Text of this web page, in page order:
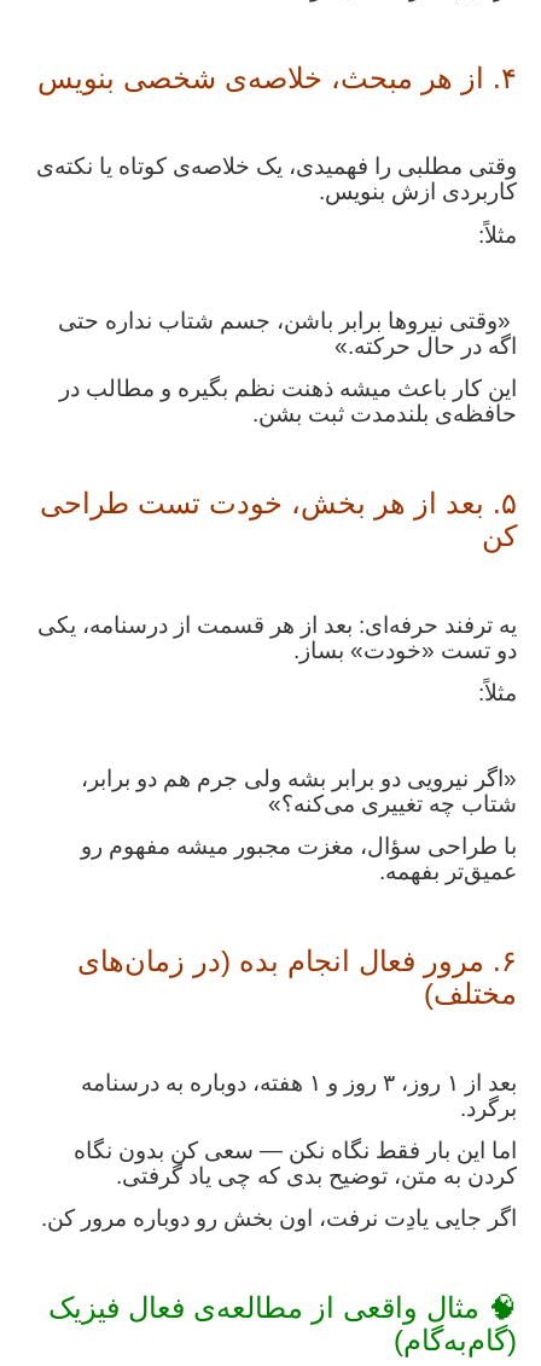
۴. از هر مبحث، خلاصه‌ی شخصی بنویس
وقتی مطلبی را فهمیدی، یک خلاصه‌ی کوتاه یا نکته‌ی
کاربردی ازش بنویس.
مثلاً:
«وقتی نیروها برابر باشن، جسم شتاب نداره حتی
اگه در حال حرکته.»
این کار باعث میشه ذهنت نظم بگیره و مطالب در
حافظه‌ی بلندمدت ثبت بشن.
۵. بعد از هر بخش، خودت تست طراحی
کن
یه ترفند حرفه‌ای: بعد از هر قسمت از درسنامه، یکی
دو تست «خودت» بساز.
مثلاً:
«اگر نیرویی دو برابر بشه ولی جرم هم دو برابر،
شتاب چه تغییری می‌کنه؟»
با طراحی سؤال، مغزت مجبور میشه مفهوم رو
عمیق‌تر بفهمه.
۶. مرور فعال انجام بده (در زمان‌های
مختلف)
بعد از ۱ روز، ۳ روز و ۱ هفته، دوباره به درسنامه
برگرد.
اما این بار فقط نگاه نکن — سعی کن بدون نگاه
کردن به متن، توضیح بدی که چی یاد گرفتی.
اگر جایی یادِت نرفت، اون بخش رو دوباره مرور کن.
🧠 مثال واقعی از مطالعه‌ی فعال فیزیک
(گام‌به‌گام)